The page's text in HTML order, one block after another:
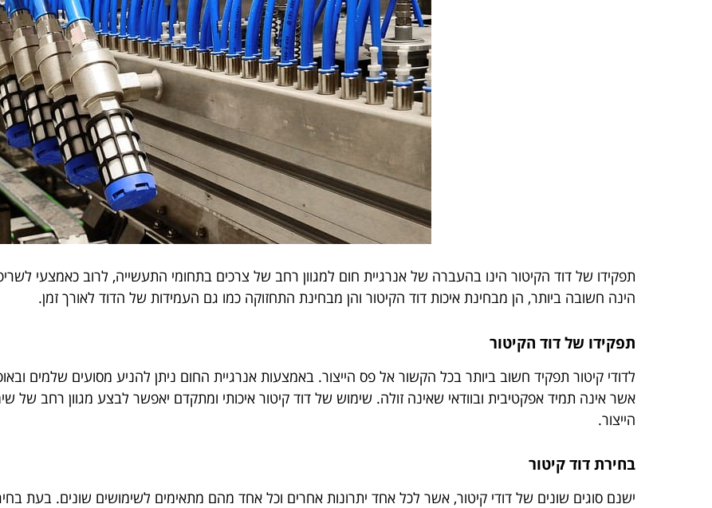
תפקידו של דוד הקיטור הינו בהעברה של אנרגיית חום למגוון רחב של צרכים בתחומי התעשייה, לרוב כאמצעי
הינה חשובה ביותר, הן מבחינת איכות דוד הקיטור והן מבחינת התחזוקה כמו גם העמידות של הדוד לאורך זמן.
תפקידו של דוד הקיטור
לדודי קיטור תפקיד חשוב ביותר בכל הקשור אל פס הייצור. באמצעות אנרגיית החום ניתן להניע מסועים שלמים
אשר אינה תמיד אפקטיבית ובוודאי שאינה זולה. שימוש של דוד קיטור איכותי ומתקדם יאפשר לבצע מגוון רחב של
הייצור.
בחירת דוד קיטור
ישנם סוגים שונים של דודי קיטור, אשר לכל אחד יתרונות אחרים וכל אחד מהם מתאימים לשימושים שונים. בעת